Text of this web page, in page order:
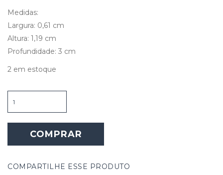
Medidas:
Largura: 0,61 cm
Altura: 1,19 cm
Profundidade: 3 cm
2 em estoque
de
Ferro
Capelinha
Menor
quantidade
COMPRAR
COMPARTILHE ESSE PRODUTO